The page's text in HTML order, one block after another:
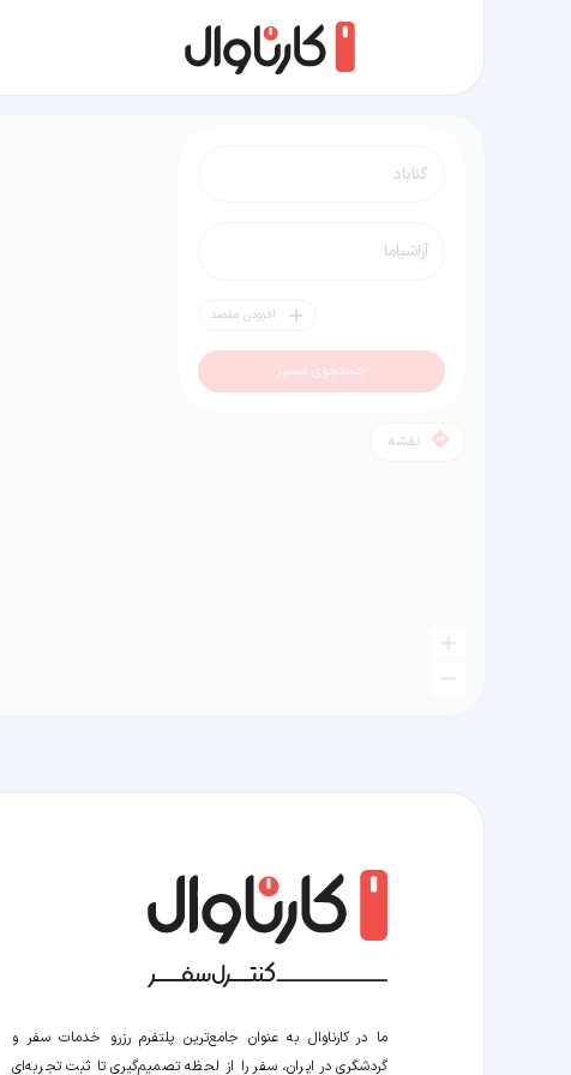
افزودن مقصد
جستجوی مسیر
نقشه
ما در کارناوال به عنوان جامع‌ترین پلتفرم رزرو خدمات سفر و
گردشگری در ایران، سفر را از لحظه‌ تصمیم‌گیری تا ثبت تجربه‌ای